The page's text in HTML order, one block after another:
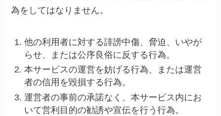
為をしてはなりません。
他の利用者に対する誹謗中傷、脅迫、いやが
らせ、または公序良俗に反する行為。
本サービスの運営を妨げる行為、または運営
者の信用を毀損する行為。
運営者の事前の承諾なく、本サービス内にお
いて営利目的の勧誘や宣伝を行う行為。